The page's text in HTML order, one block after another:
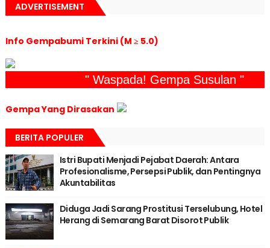
ADVERTISEMENT
Info Gempabumi Terkini (M ≥ 5.0)
" Waspada! Gempa Susulan "
Gempa Yang Dirasakan
BERITA POPULER
Istri Bupati Menjadi Pejabat Daerah: Antara
Profesionalisme, Persepsi Publik, dan Pentingnya
Akuntabilitas
Diduga Jadi Sarang Prostitusi Terselubung, Hotel
Herang di Semarang Barat Disorot Publik